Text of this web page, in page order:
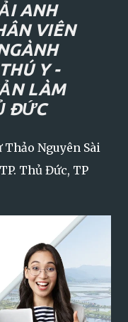
ANH
VIÊN
Y -
LÀM
ĐỨC
Nguyên Sài
Thủ Đức, TP